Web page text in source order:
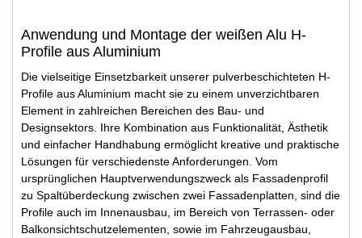
Anwendung und Montage der weißen Alu H-
Profile aus Aluminium
Die vielseitige Einsetzbarkeit unserer pulverbeschichteten H-
Profile aus Aluminium macht sie zu einem unverzichtbaren
Element in zahlreichen Bereichen des Bau- und
Designsektors. Ihre Kombination aus Funktionalität, Ästhetik
und einfacher Handhabung ermöglicht kreative und praktische
Lösungen für verschiedenste Anforderungen. Vom
ursprünglichen Hauptverwendungszweck als Fassadenprofil
zu Spaltüberdeckung zwischen zwei Fassadenplatten, sind die
Profile auch im Innenausbau, im Bereich von Terrassen- oder
Balkonsichtschutzelementen, sowie im Fahrzeugausbau,